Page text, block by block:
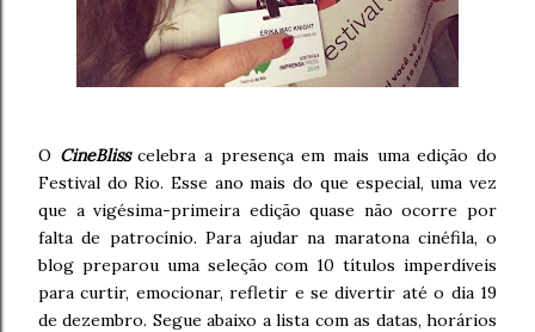
O CineBlisscelebra a presença em mais uma edição do
Festival do Rio. Esse ano mais do que especial, uma vez
que a vigésima-primeira edição quase não ocorre por
falta de patrocínio. Para ajudar na maratona cinéfila, o
blog preparou uma seleção com 10 títulos imperdíveis
para curtir, emocionar, refletir e se divertir até o dia 19
de dezembro. Segue abaixo a lista com as datas, horários